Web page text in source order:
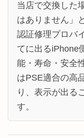
当店で交換した
はありません」
認証修理プロバ
てに出るiPhone
能・寿命・安全
はPSE適合の高
り、表示が出る
す。